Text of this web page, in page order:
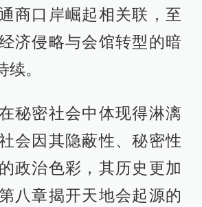
商口岸崛起相关联，至
济侵略与会馆转型的暗
。
秘密社会中体现得淋漓
会因其隐蔽性、秘密性
政治色彩，其历史更加
八章揭开天地会起源的